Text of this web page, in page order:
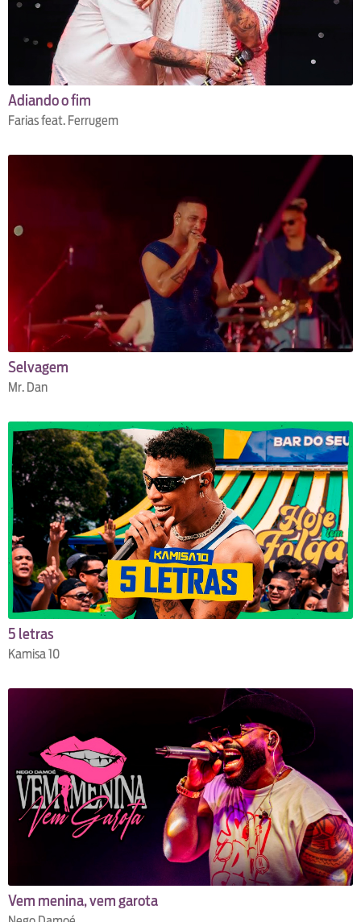
Adiando o fim
Farias feat. Ferrugem
Selvagem
Mr. Dan
5 letras
Kamisa 10
Vem menina, vem garota